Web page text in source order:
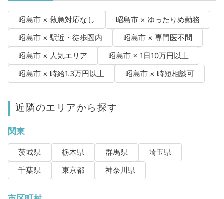
昭島市 × 救急対応なし
昭島市 × ゆったりめ勤務
昭島市 × 駅近・徒歩圏内
昭島市 × 専門医不問
昭島市 × 人気エリア
昭島市 × 1日10万円以上
昭島市 × 時給1.3万円以上
昭島市 × 時短相談可
近隣のエリアから探す
関東
茨城県 栃木県 群馬県
埼玉県
千葉県
東京都 神奈川県